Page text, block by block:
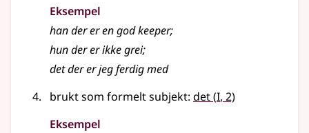
Eksempel
han der er en god keeper;
hun der er ikke grei;
det der er jeg ferdig med
brukt som formelt subjekt: det(1
I, 2)
Eksempel